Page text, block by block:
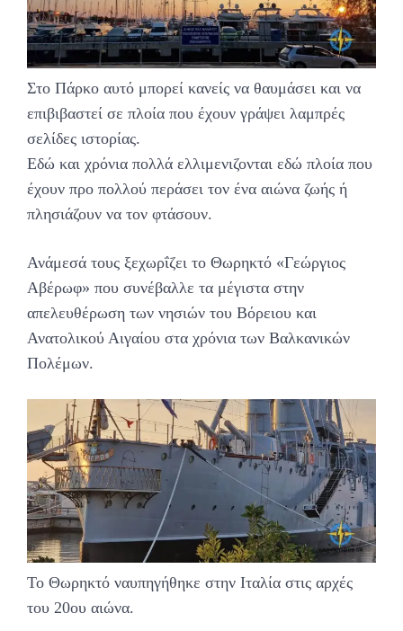
Στο Πάρκο αυτό μπορεί κανείς να θαυμάσει και να
επιβιβαστεί σε πλοία που έχουν γράψει λαμπρές
σελίδες ιστορίας.
Εδώ και χρόνια πολλά ελλιμενιζονται εδώ πλοία που
έχουν προ πολλού περάσει τον ένα αιώνα ζωής ή
πλησιάζουν να τον φτάσουν.
Ανάμεσά τους ξεχωρΐζει το Θωρηκτό «Γεώργιος
Αβέρωφ» που συνέβαλλε τα μέγιστα στην
απελευθέρωση των νησιών του Βόρειου και
Ανατολικού Αιγαίου στα χρόνια των Βαλκανικών
Πολέμων.
Το Θωρηκτό ναυπηγήθηκε στην Ιταλία στις αρχές
του 20ου αιώνα.